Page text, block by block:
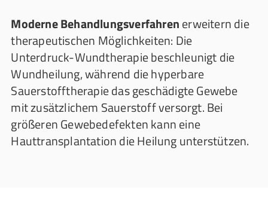
Moderne Behandlungsverfahrenerweitern die
therapeutischen Möglichkeiten: Die
Unterdruck-Wundtherapie beschleunigt die
Wundheilung, während die hyperbare
Sauerstofftherapie das geschädigte Gewebe
mit zusätzlichem Sauerstoff versorgt. Bei
größeren Gewebedefekten kann eine
Hauttransplantation die Heilung unterstützen.